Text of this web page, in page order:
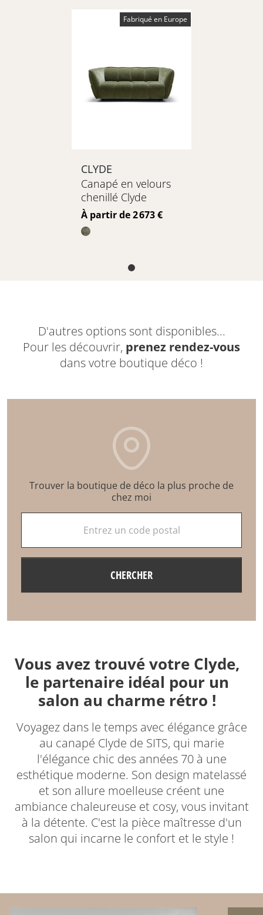
Fabriqué en Europe
CLYDE
Canapé en velours
chenillé Clyde
Prix
À partir de 2 673 €
D'autres options sont disponibles...
Pour les découvrir, prenez rendez-vous
dans votre boutique déco !
Trouver la boutique de déco la plus proche de
chez moi
CHERCHER
Vous avez trouvé votre Clyde,
le partenaire idéal pour un
salon au charme rétro !
Voyagez dans le temps avec élégance grâce
au canapé Clyde de SITS, qui marie
l'élégance chic des années 70 à une
esthétique moderne. Son design matelassé
et son allure moelleuse créent une
ambiance chaleureuse et cosy, vous invitant
à la détente. C'est la pièce maîtresse d'un
salon qui incarne le confort et le style !